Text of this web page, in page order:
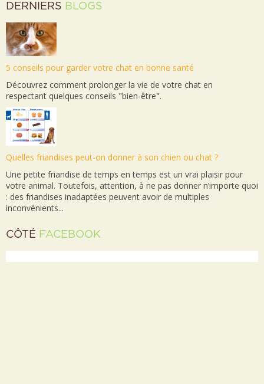
DERNIERS BLOGS
5 conseils pour garder votre chat en bonne santé
Découvrez comment prolonger la vie de votre chat en
respectant quelques conseils "bien-être".
Quelles friandises peut-on donner à son chien ou chat ?
Une petite friandise de temps en temps est un vrai plaisir pour
votre animal. Toutefois, attention, à ne pas donner n’importe quoi
: des friandises inadaptées peuvent avoir de multiples
inconvénients...
CÔTÉ FACEBOOK